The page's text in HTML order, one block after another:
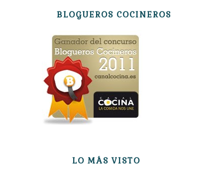
BLOGUEROS COCINEROS
LO MÁS VISTO